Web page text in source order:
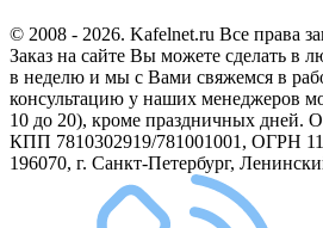
© 2008 - 2026. Kafelnet.ru Все права
Заказ на сайте Вы можете сделать в
в неделю и мы с Вами свяжемся в
консультацию у наших менеджеров
10 до 20), кроме праздничных дней.
КПП 7810302919/781001001, ОГРН
196070, г. Санкт-Петербург,